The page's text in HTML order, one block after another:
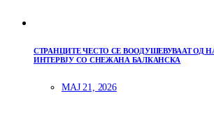
СТРАНЦИТЕ ЧЕСТО СЕ ВООДУШЕВУВААТ ОД
ИНТЕРВЈУ СО СНЕЖАНА БАЛКАНСКА
МАЈ 21, 2026